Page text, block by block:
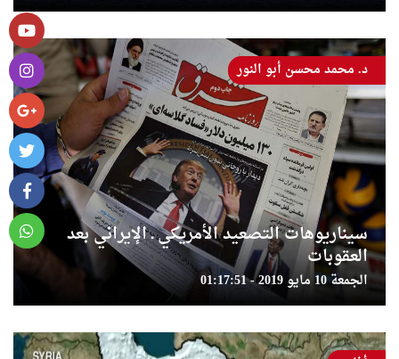
سيناريوهات التصعيد الأمريكي ـ الإيراني بعد
العقوبات
الجمعة 10 مايو 2019 - 01:17:51
د. محمد محسن أبو النور